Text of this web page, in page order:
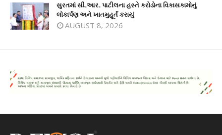
સુરતમાં સી.આર. પાટીલના હસ્તે કરોડોના વિકાસકામોનું
લોકાર્પણ અને ખાતમુહૂર્ત કરાયું
AUGUST 8, 2026